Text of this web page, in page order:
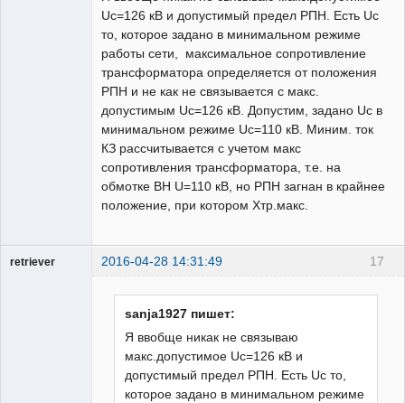
Uc=126 кВ и допустимый предел РПН. Есть Uc
то, которое задано в минимальном режиме
работы сети, максимальное сопротивление
трансформатора определяется от положения
РПН и не как не связывается с макс.
допустимым Uc=126 кВ. Допустим, задано Uс в
минимальном режиме Uc=110 кВ. Миним. ток
КЗ рассчитывается с учетом макс
сопротивления трансформатора, т.е. на
обмотке ВН U=110 кВ, но РПН загнан в крайнее
положение, при котором Хтр.макс.
17
retriever 2016-04-28 14:31:49
sanja1927 пишет:
Я ввобще никак не связываю
макс.допустимое Uc=126 кВ и
допустимый предел РПН. Есть Uc то,
которое задано в минимальном режиме